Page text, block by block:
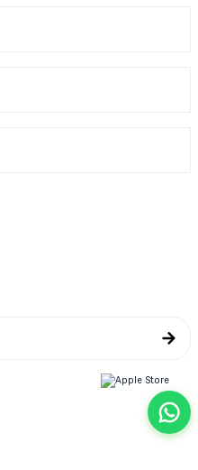
SSL sertifikası ile korunmaktadır.